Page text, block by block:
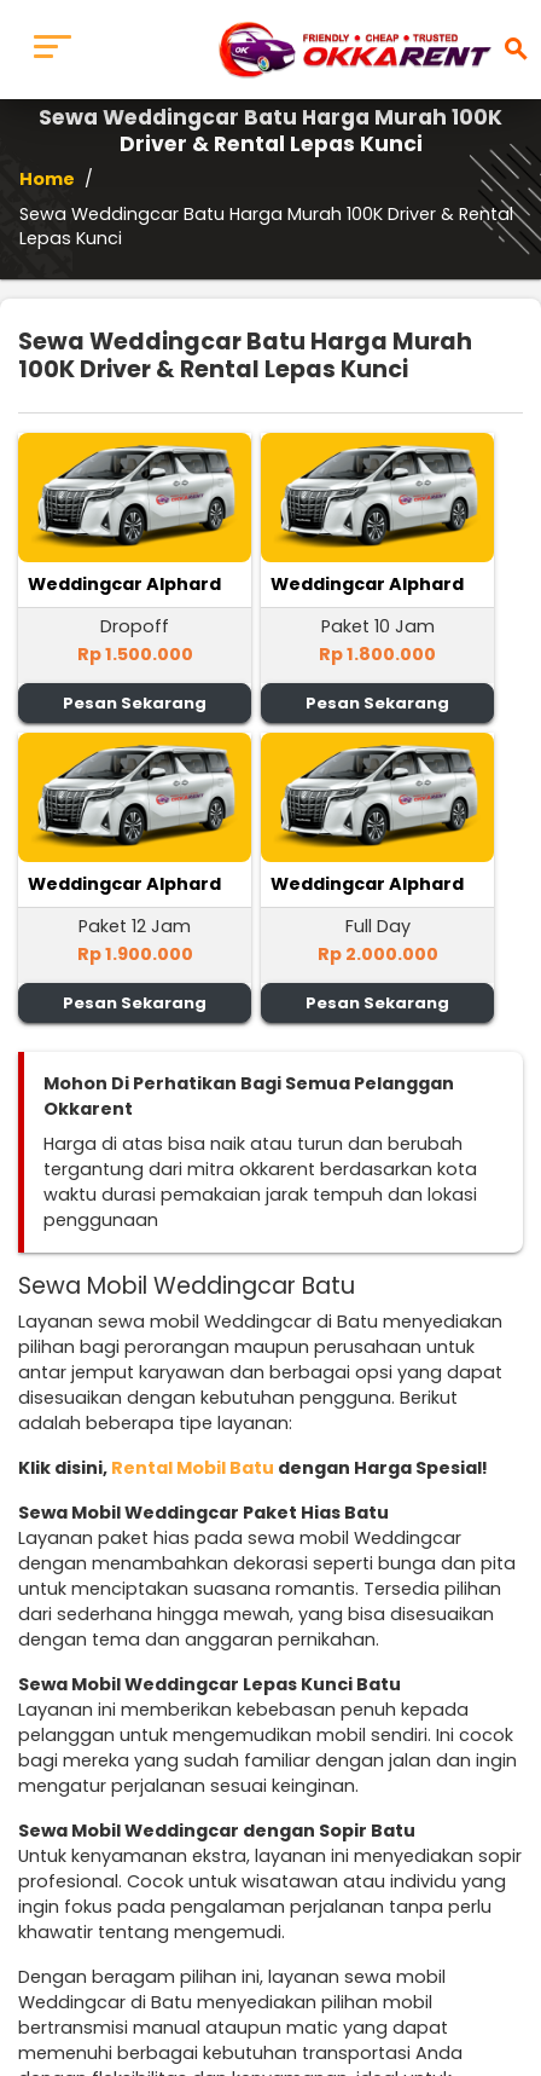
search
Sewa Weddingcar Batu Harga Murah 100K
Driver & Rental Lepas Kunci
Home /
Sewa Weddingcar Batu Harga Murah 100K Driver & Rental
Lepas Kunci
Sewa Weddingcar Batu Harga Murah
100K Driver & Rental Lepas Kunci
Weddingcar Alphard
Dropoff
Rp 1.500.000
Pesan Sekarang
Weddingcar Alphard
Paket 10 Jam
Rp 1.800.000
Pesan Sekarang
Weddingcar Alphard
Paket 12 Jam
Rp 1.900.000
Pesan Sekarang
Weddingcar Alphard
Full Day
Rp 2.000.000
Pesan Sekarang
Mohon Di Perhatikan Bagi Semua Pelanggan
Okkarent
Harga di atas bisa naik atau turun dan berubah
tergantung dari mitra okkarent berdasarkan kota
waktu durasi pemakaian jarak tempuh dan lokasi
penggunaan
Sewa Mobil Weddingcar Batu
Layanan sewa mobil Weddingcar di Batu menyediakan
pilihan bagi perorangan maupun perusahaan untuk
antar jemput karyawan dan berbagai opsi yang dapat
disesuaikan dengan kebutuhan pengguna. Berikut
adalah beberapa tipe layanan:
Klik disini, Rental Mobil Batu dengan Harga Spesial!
Sewa Mobil Weddingcar Paket Hias Batu
Layanan paket hias pada sewa mobil Weddingcar
dengan menambahkan dekorasi seperti bunga dan pita
untuk menciptakan suasana romantis. Tersedia pilihan
dari sederhana hingga mewah, yang bisa disesuaikan
dengan tema dan anggaran pernikahan.
Sewa Mobil Weddingcar Lepas Kunci Batu
Layanan ini memberikan kebebasan penuh kepada
pelanggan untuk mengemudikan mobil sendiri. Ini cocok
bagi mereka yang sudah familiar dengan jalan dan ingin
mengatur perjalanan sesuai keinginan.
Sewa Mobil Weddingcar dengan Sopir Batu
Untuk kenyamanan ekstra, layanan ini menyediakan sopir
profesional. Cocok untuk wisatawan atau individu yang
ingin fokus pada pengalaman perjalanan tanpa perlu
khawatir tentang mengemudi.
Dengan beragam pilihan ini, layanan sewa mobil
Weddingcar di Batu menyediakan pilihan mobil
bertransmisi manual ataupun matic yang dapat
memenuhi berbagai kebutuhan transportasi Anda